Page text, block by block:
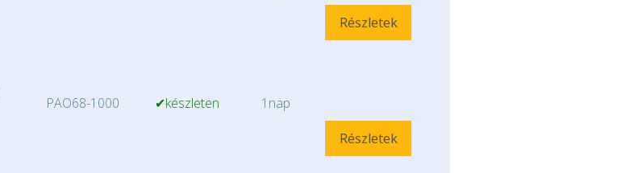
Részletek
PAO68-1000 ✔készleten
1nap
Részletek